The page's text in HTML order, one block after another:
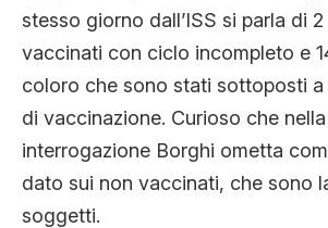
stesso giorno dall’ISS si parla di 2
vaccinati con ciclo incompleto e
coloro che sono stati sottoposti
di vaccinazione. Curioso che
interrogazione Borghi ometta
dato sui non vaccinati, che sono
soggetti.